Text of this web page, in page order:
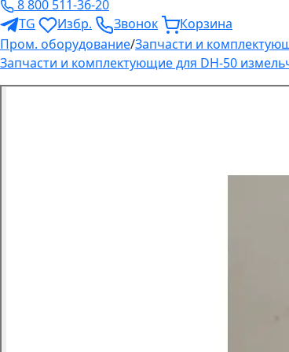
8 800 511-36-20
TG
Избр. Звонок
Корзина
Пром. оборудование/Запчасти и
Запчасти и комплектующие для DH-50